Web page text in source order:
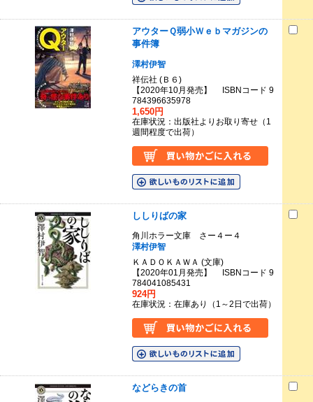
アウターＱ弱小Ｗｅｂマガジンの
事件簿
澤村伊智
祥伝社 (Ｂ６)
【2020年10月発売】 ISBNコード 9
784396635978
1,650円
在庫状況：出版社よりお取り寄せ（1
週間程度で出荷）
ししりばの家
角川ホラー文庫 さー４ー４
澤村伊智
ＫＡＤＯＫＡＷＡ (文庫)
【2020年01月発売】 ISBNコード 9
784041085431
924円
在庫状況：在庫あり（1～2日で出荷）
などらきの首